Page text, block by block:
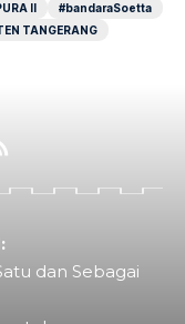
II
#bandaraSoetta
TANGERANG
dan Sebagai